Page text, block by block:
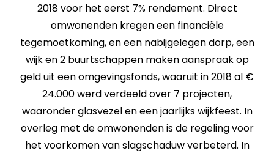
2018 voor het eerst 7% rendement. Direct
omwonenden kregen een financiële
tegemoetkoming, en een nabijgelegen dorp, een
wijk en 2 buurtschappen maken aanspraak op
geld uit een omgevingsfonds, waaruit in 2018 al €
24.000 werd verdeeld over 7 projecten,
waaronder glasvezel en een jaarlijks wijkfeest. In
overleg met de omwonenden is de regeling voor
het voorkomen van slagschaduw verbeterd. In